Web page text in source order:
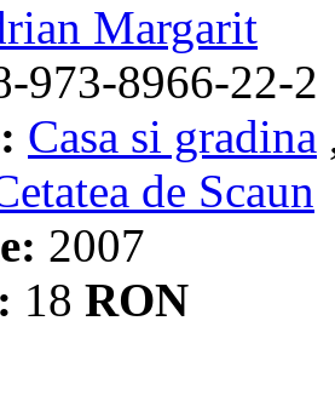
Margarit
973-8966-22-2
Casa si gradina
de Scaun
2007
18 RON